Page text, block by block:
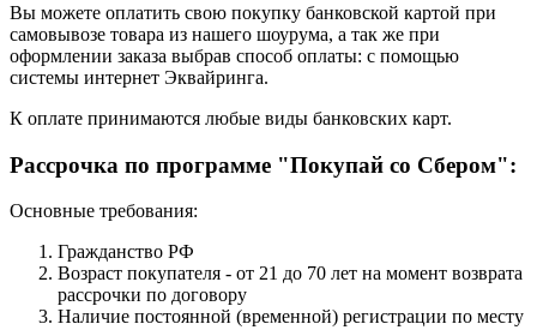
Вы можете оплатить свою покупку банковской картой при
самовывозе товара из нашего шоурума, а так же при
оформлении заказа выбрав способ оплаты: с помощью
системы интернет Эквайринга.
К оплате принимаются любые виды банковских карт.
Рассрочка по программе "Покупай со Сбером":
Основные требования:
Гражданство РФ
Возраст покупателя - от 21 до 70 лет на момент возврата
рассрочки по договору
Наличие постоянной (временной) регистрации по месту